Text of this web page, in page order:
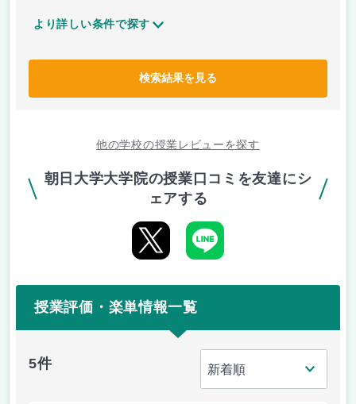
より詳しい条件で探す
検索結果を見る
他の学校の授業レビューを探す
朝日大学大学院の授業口コミを友達にシ
ェアする
授業評価・楽単情報一覧
5件